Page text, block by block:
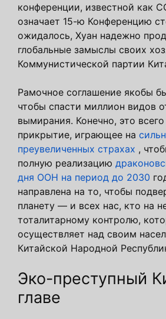
конференции, известной как
означает 15-ю Конференцию
ожидалось, Хуан надежно
глобальные замыслы своих
Коммунистической партии
Рамочное соглашение якобы
чтобы спасти миллион видов
вымирания. Конечно, это
прикрытие, играющее на
преувеличенных страхах ,
полную реализацию
дня ООН на период до 2030
направлена ​​на то, чтобы
планету — и всех нас, кто на
тоталитарному контролю,
осуществляет над своим
Китайской Народной
Эко-преступный
главе